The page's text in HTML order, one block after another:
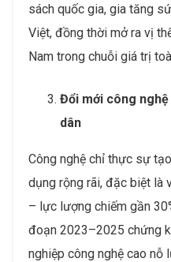
sách quốc gia, gia tăng
Việt, đồng thời mở ra vị
Nam trong chuỗi giá trị
Đổi mới công
dân
Công nghệ chỉ thực sự
dụng rộng rãi, đặc biệt là
– lực lượng chiếm gần
đoạn 2023–2025 chứng
nghiệp công nghệ cao